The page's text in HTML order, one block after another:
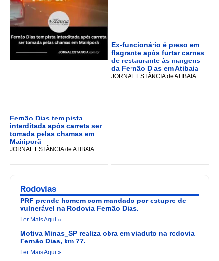
Fernão Dias tem pista
interditada após carreta ser
tomada pelas chamas em
Mairiporã
JORNAL ESTÂNCIA de ATIBAIA
Ex-funcionário é preso em
flagrante após furtar carnes
de restaurante às margens
da Fernão Dias em Atibaia
JORNAL ESTÂNCIA de ATIBAIA
Rodovias
PRF prende homem com mandado por estupro de
vulnerável na Rodovia Fernão Dias.
Ler Mais Aqui »
Motiva Minas_SP realiza obra em viaduto na rodovia
Fernão Dias, km 77.
Ler Mais Aqui »